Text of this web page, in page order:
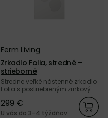
Ferm Living
Zrkadlo Folia, stredné –
strieborné
Stredne veľké nástenné zrkadlo
Folia s postriebreným zinkovým
rámom od dánskej značky
Ferm Living.
299 €
U vás do 3-4 týždňov